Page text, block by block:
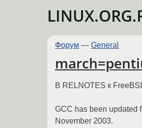
Форум — General
В RELNOTES к
GCC has been updated
November 2003.